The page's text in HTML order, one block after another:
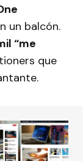
un balcón.
“me
que